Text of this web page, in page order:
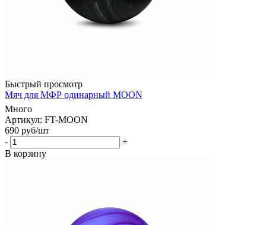
Быстрый просмотр
Мяч для МФР одинарный MOON
Много
Артикул: FT-MOON
690 руб/шт
-
+
В корзину